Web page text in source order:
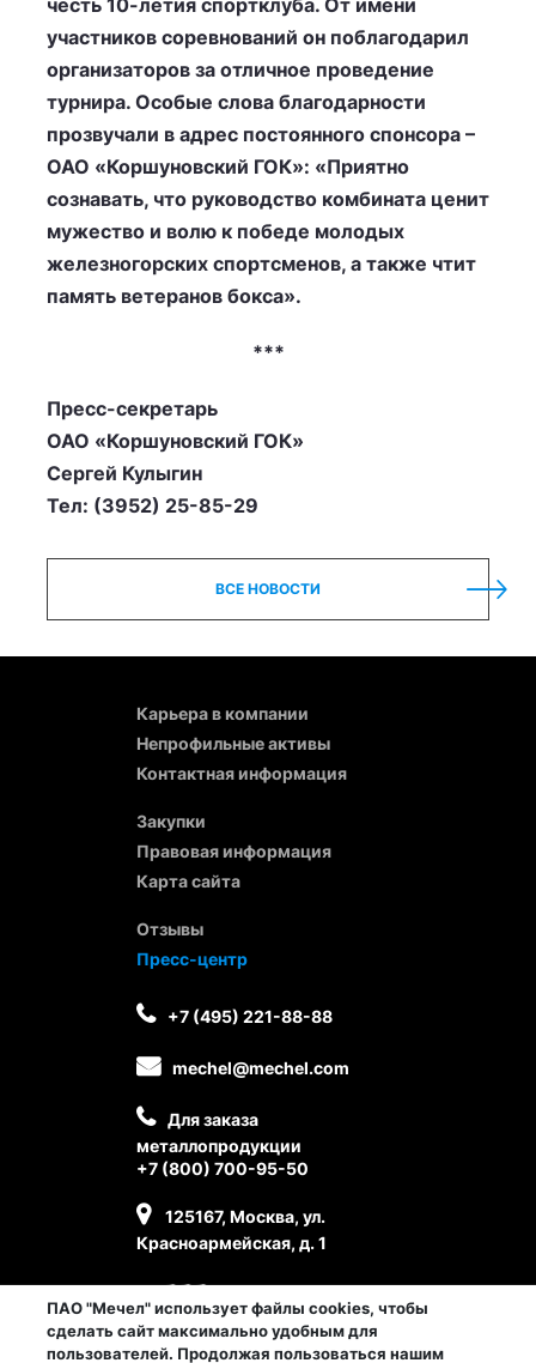
честь 10-летия спортклуба. От имени
участников соревнований он поблагодарил
организаторов за отличное проведение
турнира. Особые слова благодарности
прозвучали в адрес постоянного спонсора –
ОАО «Коршуновский ГОК»: «Приятно
сознавать, что руководство комбината ценит
мужество и волю к победе молодых
железногорских спортсменов, а также чтит
память ветеранов бокса».
***
Пресс-секретарь
ОАО «Коршуновский ГОК»
Сергей Кулыгин
Тел: (3952) 25-85-29
ВСЕ НОВОСТИ
Карьера в компании
Непрофильные активы
Контактная информация
Закупки
Правовая информация
Карта сайта
Отзывы
Пресс-центр
+7 (495) 221-88-88
mechel@mechel.com
Для заказа
металлопродукции
+7 (800) 700-95-50
125167, Москва, ул.
Красноармейская, д. 1
ПАО "Мечел" использует файлы cookies, чтобы
сделать сайт максимально удобным для
пользователей. Продолжая пользоваться нашим